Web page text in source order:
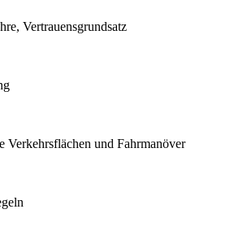
Vertrauensgrundsatz
Verkehrsflächen und Fahrmanöver